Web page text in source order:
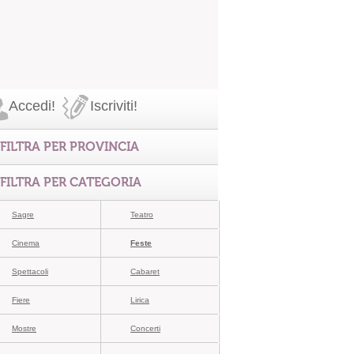
Accedi! Iscriviti!
FILTRA PER PROVINCIA
FILTRA PER CATEGORIA
Sagre Teatro
Cinema Feste
Spettacoli Cabaret
Fiere Lirica
Mostre Concerti